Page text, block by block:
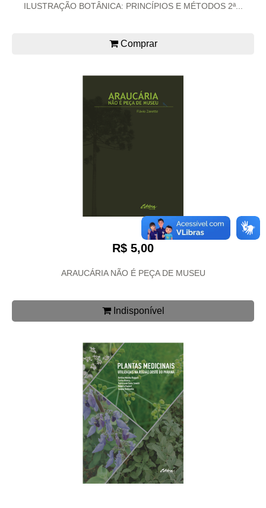
ILUSTRAÇÃO BOTÂNICA: PRINCÍPIOS E MÉTODOS 2ª...
Comprar
R$ 5,00
ARAUCÁRIA NÃO É PEÇA DE MUSEU
Indisponível